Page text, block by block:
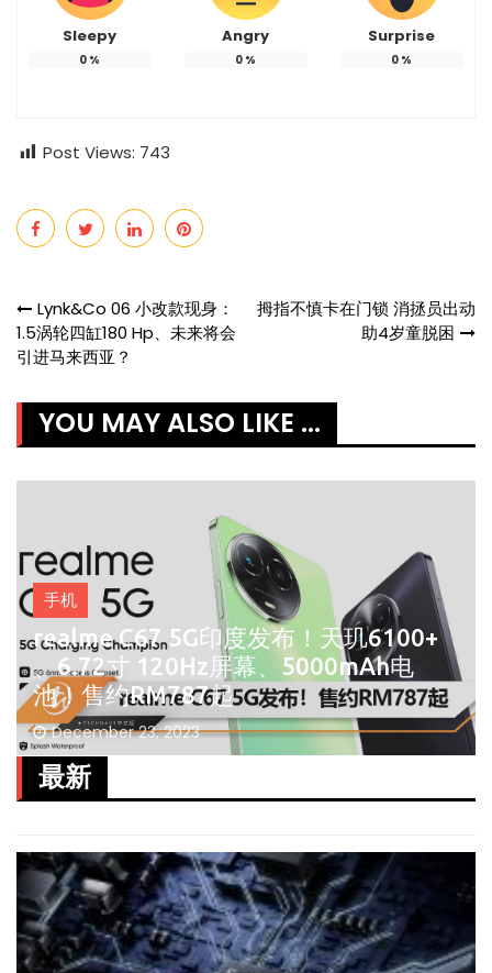
Sleepy
0 %
Angry
0 %
Surprise
0 %
Post Views: 743
Post
navigation
Lynk&Co 06 小改款现身：
1.5涡轮四缸180 Hp、未来将会
引进马来西亚？
拇指不慎卡在门锁 消拯员出动
助4岁童脱困
YOU MAY ALSO LIKE ...
手机
realme C67 5G印度发布！天玑6100+
、6.72寸 120Hz屏幕、5000mAh电
池！售约RM787起
December 23, 2023
最新